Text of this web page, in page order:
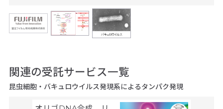
関連の受託サービス一覧
昆虫細胞・バキュロウイルス発現系によるタンパク発現